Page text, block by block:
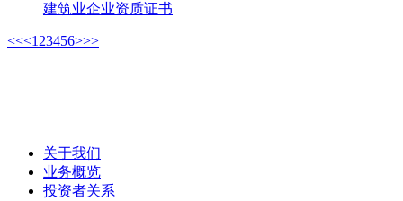
建筑业企业资质证书
<<<1 23456>>>
关于我们
业务概览
投资者关系